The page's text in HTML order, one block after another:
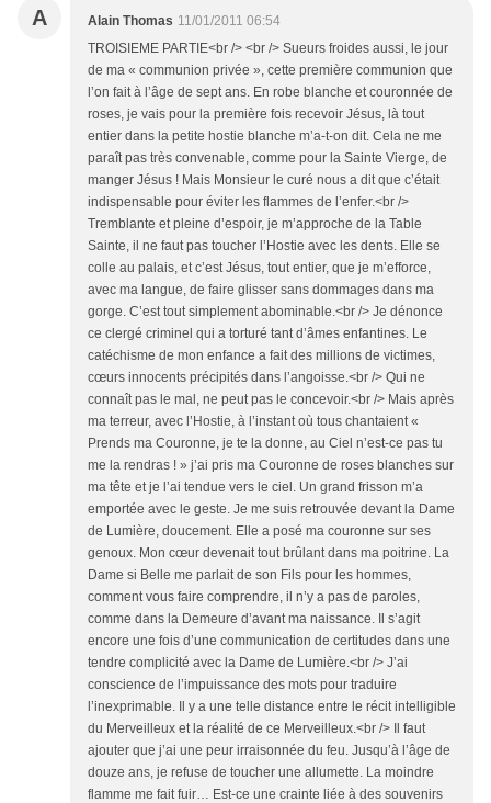
A Alain Thomas 11/01/2011 06:54
TROISIEME PARTIE<br /> <br /> Sueurs froides aussi, le jour
de ma « communion privée », cette première communion que
l’on fait à l’âge de sept ans. En robe blanche et couronnée de
roses, je vais pour la première fois recevoir Jésus, là tout
entier dans la petite hostie blanche m’a-t-on dit. Cela ne me
paraît pas très convenable, comme pour la Sainte Vierge, de
manger Jésus ! Mais Monsieur le curé nous a dit que c’était
indispensable pour éviter les flammes de l’enfer.<br />
Tremblante et pleine d’espoir, je m’approche de la Table
Sainte, il ne faut pas toucher l’Hostie avec les dents. Elle se
colle au palais, et c’est Jésus, tout entier, que je m’efforce,
avec ma langue, de faire glisser sans dommages dans ma
gorge. C’est tout simplement abominable.<br /> Je dénonce
ce clergé criminel qui a torturé tant d’âmes enfantines. Le
catéchisme de mon enfance a fait des millions de victimes,
cœurs innocents précipités dans l’angoisse.<br /> Qui ne
connaît pas le mal, ne peut pas le concevoir.<br /> Mais après
ma terreur, avec l’Hostie, à l’instant où tous chantaient «
Prends ma Couronne, je te la donne, au Ciel n’est-ce pas tu
me la rendras ! » j’ai pris ma Couronne de roses blanches sur
ma tête et je l’ai tendue vers le ciel. Un grand frisson m’a
emportée avec le geste. Je me suis retrouvée devant la Dame
de Lumière, doucement. Elle a posé ma couronne sur ses
genoux. Mon cœur devenait tout brûlant dans ma poitrine. La
Dame si Belle me parlait de son Fils pour les hommes,
comment vous faire comprendre, il n’y a pas de paroles,
comme dans la Demeure d’avant ma naissance. Il s’agit
encore une fois d’une communication de certitudes dans une
tendre complicité avec la Dame de Lumière.<br /> J’ai
conscience de l’impuissance des mots pour traduire
l’inexprimable. Il y a une telle distance entre le récit intelligible
du Merveilleux et la réalité de ce Merveilleux.<br /> Il faut
ajouter que j’ai une peur irraisonnée du feu. Jusqu’à l’âge de
douze ans, je refuse de toucher une allumette. La moindre
flamme me fait fuir… Est-ce une crainte liée à des souvenirs